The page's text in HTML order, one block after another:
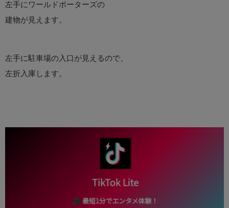
左手にワールドポーターズの
建物が見えます。
左手に駐車場の入口が見えるので、
左折入庫します。